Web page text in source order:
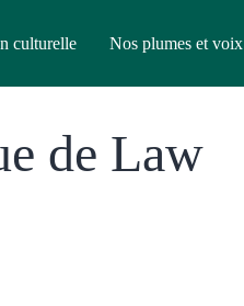
culturelle Nos plumes et voix
de Law